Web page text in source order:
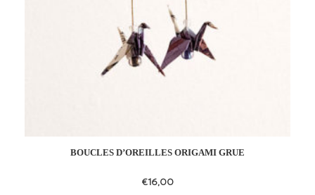
BOUCLES D’OREILLES ORIGAMI GRUE
€16,00